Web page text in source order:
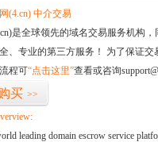
(4.cn) 中介交易
是全球领先的域名交易服务机构
、专业的第三方服务！ 为了保证
程可“点击这里”查看或咨询
买 >>
leading domain escrow service